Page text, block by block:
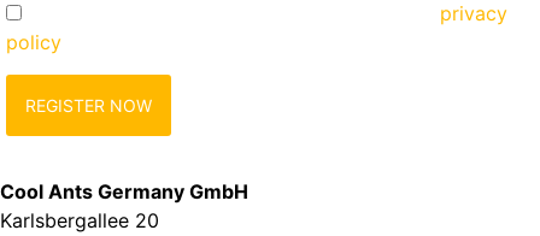
privacy
policy
Cool Ants Germany GmbH
Karlsbergallee 20